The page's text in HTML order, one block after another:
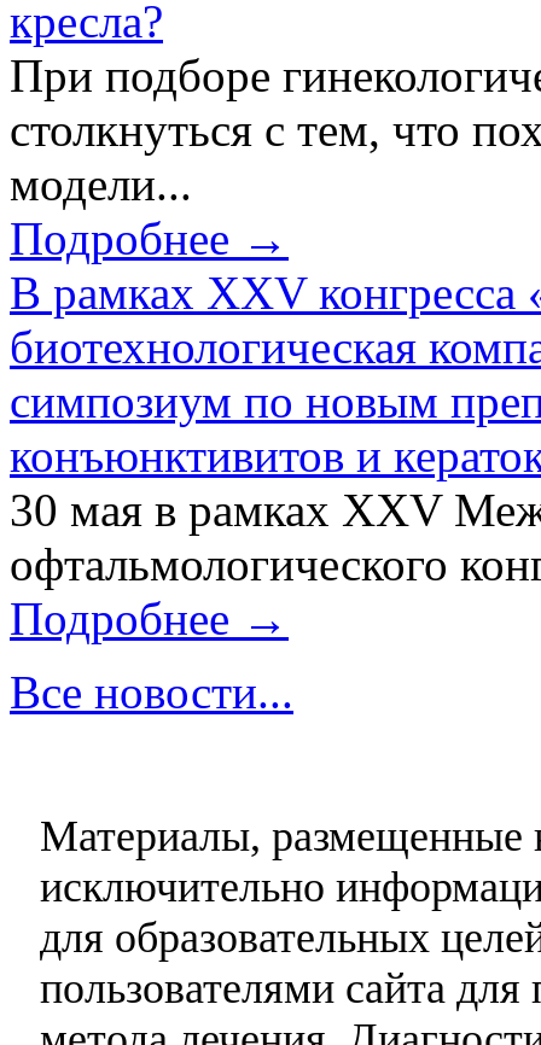
кресла?
При подборе
столкнуться с тем, что
модели...
Подробнее →
В рамках XXV конгресса
биотехнологическая
симпозиум по новым
конъюнктивитов и
30 мая в рамках XXV
офтальмологического
Подробнее →
Все новости...
Материалы, размещенные
исключительно
для образовательных
пользователями сайта